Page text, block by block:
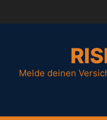
Melde deinen